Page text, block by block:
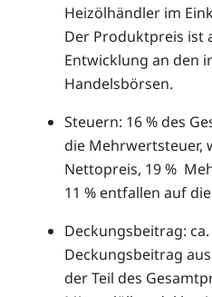
Heizölhändler im
Der Produktpreis ist
Entwicklung an den
Handelsbörsen.
Steuern: 16 % des
die Mehrwertsteuer,
Nettopreis, 19 %
11 % entfallen auf
Deckungsbeitrag:
Deckungsbeitrag
der Teil des